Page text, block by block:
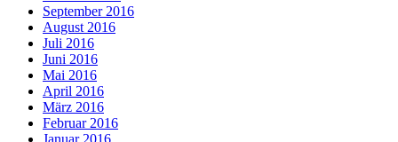
September 2016
August 2016
Juli 2016
Juni 2016
Mai 2016
April 2016
März 2016
Februar 2016
Januar 2016